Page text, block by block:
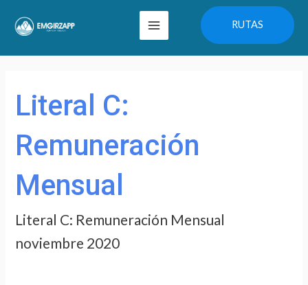
Main
Menu
RUTAS
Literal C:
Remuneración
Mensual
Literal C: Remuneración Mensual
noviembre 2020